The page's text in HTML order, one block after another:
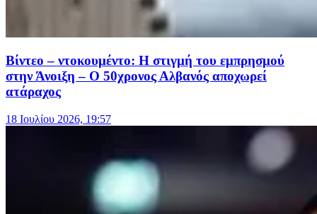
Βίντεο – ντοκουμέντο: Η στιγμή του εμπρησμού
στην Άνοιξη – Ο 50χρονος Αλβανός αποχωρεί
ατάραχος
18 Ιουλίου 2026, 19:57